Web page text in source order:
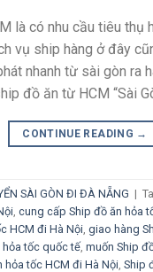
là có nhu cầu tiêu thụ
vụ ship hàng ở đây
nhanh từ sài gòn ra
đồ ăn từ HCM “Sài
CONTINUE READING →
SÀI GÒN ĐI ĐÀ NẴNG |
cung cấp Ship đồ ăn hỏa
HCM đi Hà Nội giao hàng
hỏa tốc quốc tế muốn Ship
hỏa tốc HCM đi Hà Nội Ship